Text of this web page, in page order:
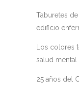
Taburetes
edificio
Los colores
salud mental
25 años del